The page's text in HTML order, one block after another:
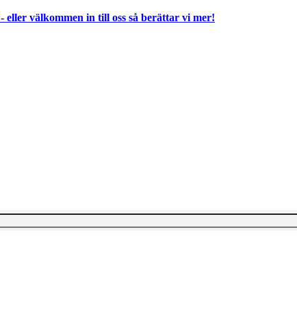
- eller välkommen in till oss så berättar vi mer!